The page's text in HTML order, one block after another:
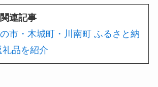
連記事
市・木城町・川南町 ふるさと納
品を紹介